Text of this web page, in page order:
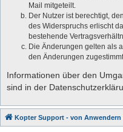
Mail mitgeteilt.
Der Nutzer ist berechtigt,
des Widerspruchs erlischt
bestehende
Die Änderungen gelten als
den Änderungen
Informationen über den
sind in der
Kopter Support - von Anwendern